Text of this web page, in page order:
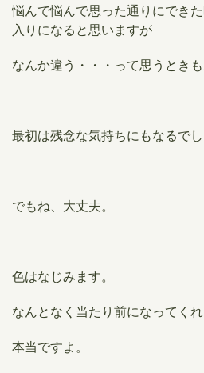
悩んで悩んで思った通りにでき
入りになると思いますが
なんか違う・・・って思うときも
最初は残念な気持ちにもなるでし
でもね、大丈夫。
色はなじみます。
なんとなく当たり前になってくれ
本当ですよ。